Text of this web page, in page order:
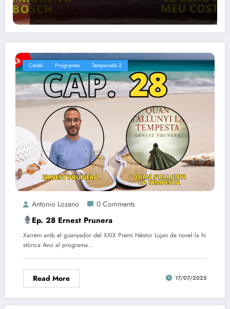
Català Programes Temporada 2
Antonio Lozano 0 Comments
Ep. 28 Ernest Prunera
Xarrem amb el guanyador del XXIX Premi Nèstor Lujan de novel·la hi
stòrica Avui al programa…
Read More 17/07/2025